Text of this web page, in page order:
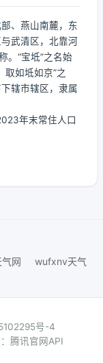
、燕山南麓，东
武清区，北靠河
。“宝坻”之名始
取如坻如京”之
辖市辖区，隶属
年末常住人口
网
wufxnv天气
号-4
腾讯官网API